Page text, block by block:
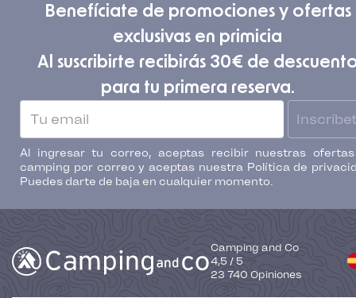
Benefíciate de promociones y ofertas
exclusivas en primicia
Al suscribirte recibirás 30€ de
para tu primera reserva.
Al ingresar tu correo, aceptas recibir nuestras
camping por correo y aceptas nuestra Política de
Puedes darte de baja en cualquier momento.
Camping and Co
4,5 / 5
23 740 Opiniones